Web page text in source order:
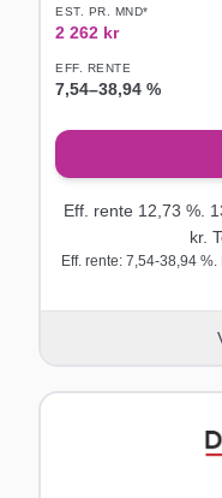
EST. PR. MND*
2 262 kr
EFF. RENTE
7,54–38,94 %
Eff. rente 12,73 %.
kr.
Eff. rente: 7,54-38,94